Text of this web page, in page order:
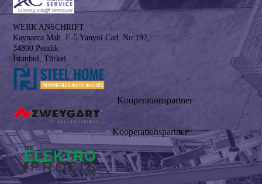
WERK ANSCHRIFT
Kaynarca Mah. E-5 Yanyol Cad. No:192,
34890 Pendik
İstanbul, Türkei
Kooperationspartner
Kooperationspartner